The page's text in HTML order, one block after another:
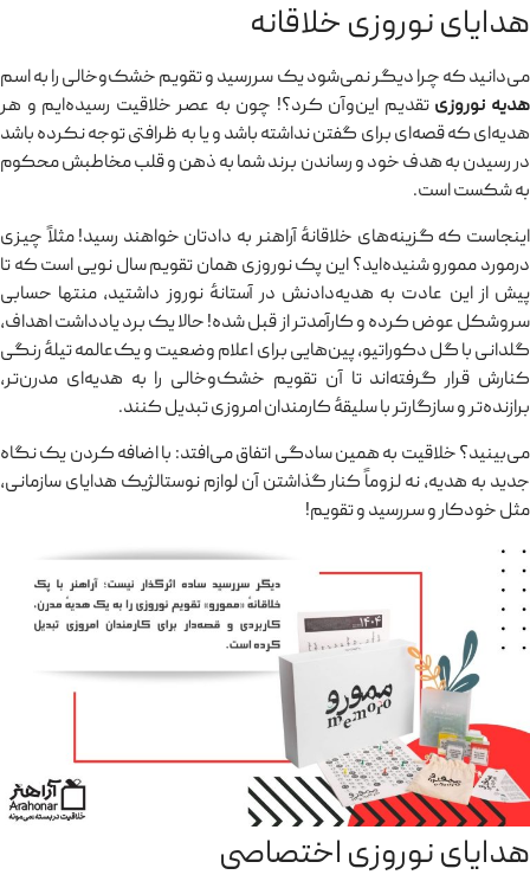
هدایای نوروزی خلاقانه
می‌دانید که چرا دیگر نمی‌شود یک سررسید و تقویم خشک‌وخالی را به اسم
هدیه نوروزیتقدیم این‌وآن کرد؟! چون به عصر خلاقیت رسیده‌ایم و هر
هدیه‌ای که قصه‌ای برای گفتن نداشته باشد و یا به ظرافتی توجه نکرده باشد
در رسیدن به هدف خود و رساندن برند شما به ذهن و قلب مخاطبش محکوم
به شکست است.
اینجاست که گزینه‌های خلاقانهٔ آراهنر به دادتان خواهند رسید! مثلاً چیزی
درمورد ممورو شنیده‌اید؟ این پک نوروزی همان تقویم سال نویی است که تا
پیش از این عادت به هدیه‌دادنش در آستانهٔ نوروز داشتید، منتها حسابی
سروشکل عوض کرده و کارآمدتر از قبل شده! حالا یک برد یادداشت اهداف،
گلدانی با گل دکوراتیو، پین‌هایی برای اعلام وضعیت و یک‌عالمه تیلهٔ رنگی
کنارش قرار گرفته‌اند تا آن تقویم خشک‌وخالی را به هدیه‌ای مدرن‌تر،
برازنده‌تر و سازگارتر با سلیقهٔ کارمندان امروزی تبدیل کنند.
می‌بینید؟ خلاقیت به همین سادگی اتفاق می‌افتد: با اضافه کردن یک نگاه
جدید به هدیه، نه لزوماً کنار گذاشتن آن لوازم نوستالژیک هدایای سازمانی،
مثل خودکار و سررسید و تقویم!
هدایای نوروزی اختصاصی